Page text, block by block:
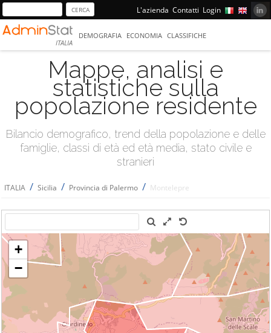
L'azienda Contatti Login
ITALIA
DEMOGRAFIA ECONOMIA CLASSIFICHE
Mappe, analisi e
statistiche sulla
popolazione residente
Bilancio demografico, trend della popolazione e delle
famiglie, classi di età ed età media, stato civile e
stranieri
ITALIA / Sicilia / Provincia di Palermo / Montelepre